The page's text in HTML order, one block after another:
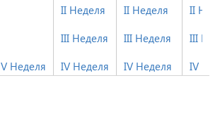
V Неделя
II Неделя
III Неделя
IV Неделя
II Неделя
III Неделя
IV Неделя
II
III
IV